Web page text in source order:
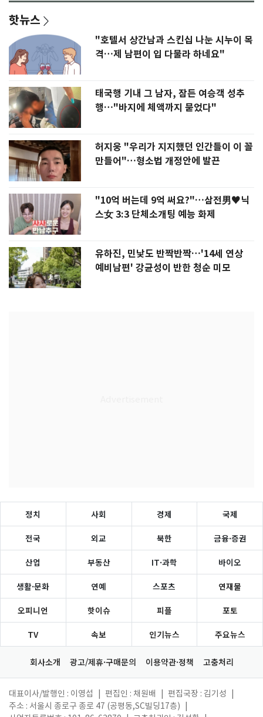
핫뉴스
"호텔서 상간남과 스킨십 나눈 시누이 목
격…제 남편이 입 다물라 하네요"
태국행 기내 그 남자, 잠든 여승객 성추
행…"바지에 체액까지 묻었다"
허지웅 "우리가 지지했던 인간들이 이 꼴
만들어"…형소법 개정안에 발끈
"10억 버는데 9억 써요?"…삼전男♥닉
스女 3:3 단체소개팅 예능 화제
유하진, 민낯도 반짝반짝…'14세 연상
예비남편' 강균성이 반한 청순 미모
정치 사회 경제 국제
전국 외교 북한 금융·증권
산업 부동산 IT·과학 바이오
생활·문화 연예 스포츠 연재물
오피니언 핫이슈 피플 포토
TV 속보 인기뉴스 주요뉴스
회사소개 광고/제휴·구매문의 이용약관·정책 고충처리
대표이사/발행인 : 이영섭 편집인 : 채원배 편집국장 : 김기성
주소 : 서울시 종로구 종로 47 (공평동,SC빌딩17층)